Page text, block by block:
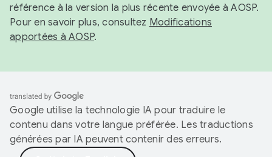
référence à la version la plus récente envoyée à AOSP.
Pour en savoir plus, consultez Modifications
apportées à AOSP.
Google utilise la technologie IA pour traduire le
contenu dans votre langue préférée. Les traductions
générées par IA peuvent contenir des erreurs.